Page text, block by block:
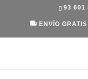
93 601
ENVÍO